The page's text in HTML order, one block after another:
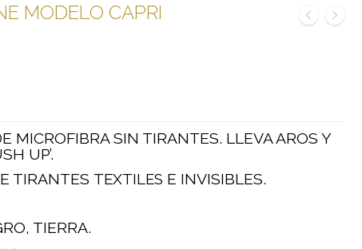
MODELO CAPRI
MICROFIBRA SIN TIRANTES. LLEVA AROS Y
UP’.
TIRANTES TEXTILES E INVISIBLES.
TIERRA.